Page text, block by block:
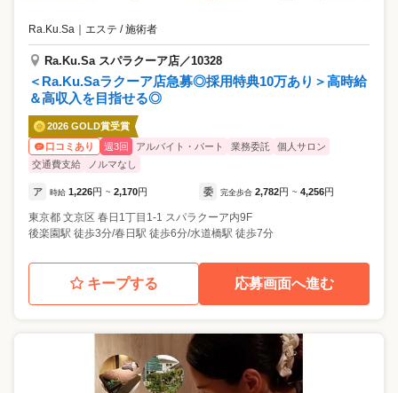
Ra.Ku.Sa エステ / 施術者
Ra.Ku.Sa スパラクーア店／10328
＜Ra.Ku.Saラクーア店急募◎採用特典10万あり＞高時給
＆高収入を目指せる◎
2026 GOLD賞受賞
口コミあり
週3回 アルバイト・パート 業務委託
個人サロン
交通費支給
ノルマなし
ア 時給 1,226円 ~ 2,170円 委 完全歩合 2,782円 ~ 4,256円
東京都 文京区 春日1丁目1-1 スパラクーア内9F
後楽園駅 徒歩3分/春日駅 徒歩6分/水道橋駅 徒歩7分
キープする 応募画面へ進む